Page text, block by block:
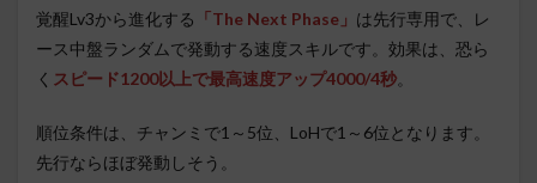
覚醒Lv3から進化する 「The Next Phase」 は先行専用で、レ
ース中盤ランダムで発動する速度スキルです。効果は、恐ら
く スピード1200以上で最高速度アップ4000/4秒。
順位条件は、チャンミで1～5位、LoHで1～6位となります。
先行ならほぼ発動しそう。